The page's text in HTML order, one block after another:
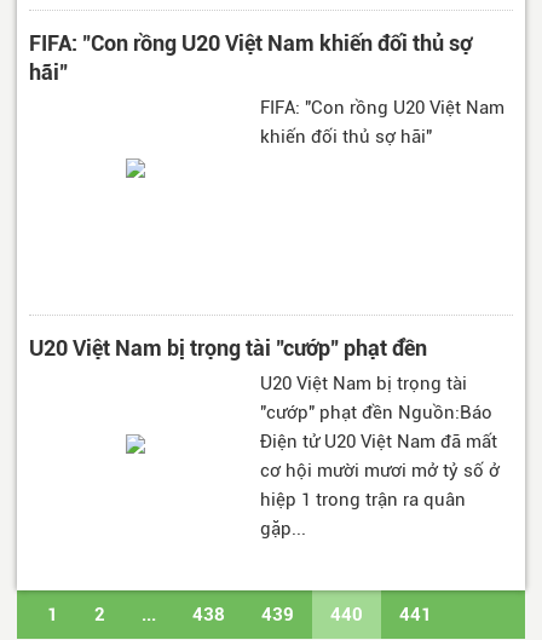
FIFA: "Con rồng U20 Việt Nam khiến đối thủ sợ
hãi"
FIFA: "Con rồng U20 Việt Nam
khiến đối thủ sợ hãi"
U20 Việt Nam bị trọng tài "cướp" phạt đền
U20 Việt Nam bị trọng tài
"cướp" phạt đền Nguồn:Báo
Điện tử U20 Việt Nam đã mất
cơ hội mười mươi mở tỷ số ở
hiệp 1 trong trận ra quân
gặp...
1 2 ... 438 439 440 441